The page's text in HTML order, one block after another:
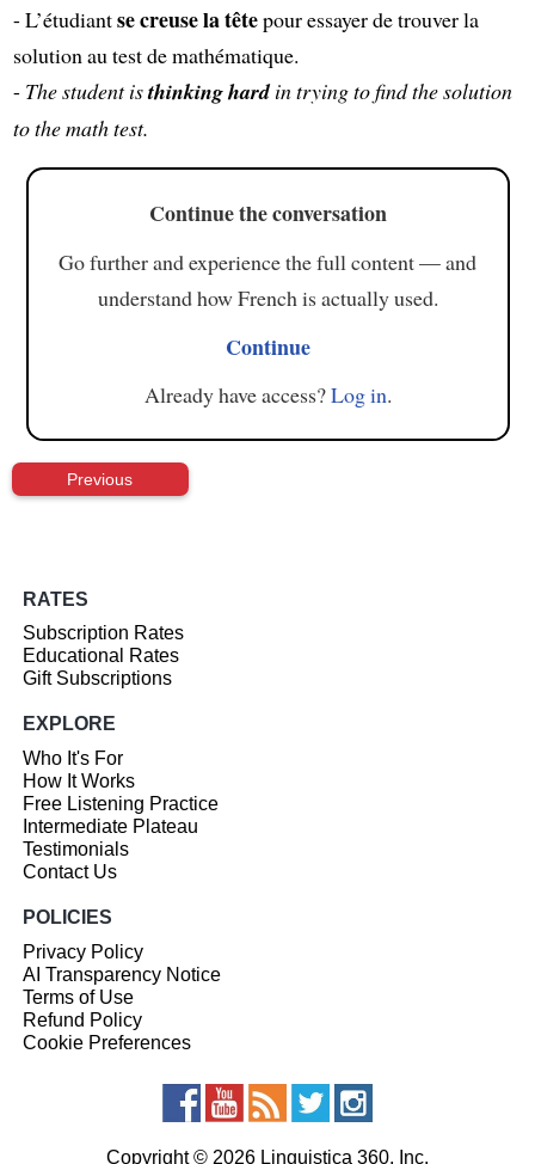
- L’étudiantse creuse la têtepour essayer de trouver la
solution au test de mathématique.
- The student isthinking hardin trying to find the solution
to the math test.
Continue the conversation
Go further and experience the full content — and
understand how French is actually used.
Continue
Already have access?Log in.
Previous
RATES
Subscription Rates
Educational Rates
Gift Subscriptions
EXPLORE
Who It's For
How It Works
Free Listening Practice
Intermediate Plateau
Testimonials
Contact Us
POLICIES
Privacy Policy
AI Transparency Notice
Terms of Use
Refund Policy
Cookie Preferences
Copyright © 2026 Linguistica 360, Inc.